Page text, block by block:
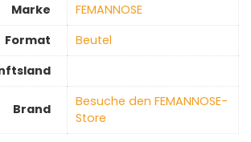
Marke
‎FEMANNOSE
Format
‎Beutel
Brand
Besuche den FEMANNOSE-
Store